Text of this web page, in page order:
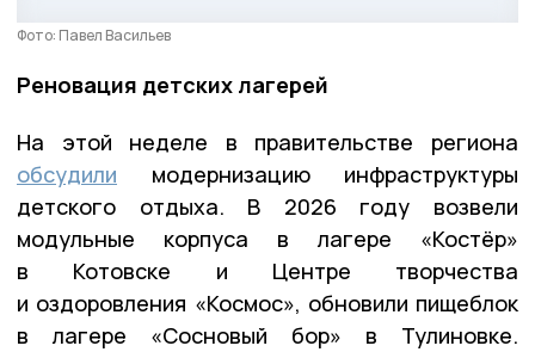
Фото: Павел Васильев
Реновация детских лагерей
На этой неделе в правительстве региона
обсудили модернизацию инфраструктуры
детского отдыха. В 2026 году возвели
модульные корпуса в лагере «Костёр»
в Котовске и Центре творчества
и оздоровления «Космос», обновили пищеблок
в лагере «Сосновый бор» в Тулиновке.